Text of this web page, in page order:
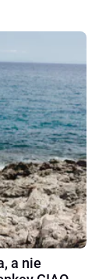
a nie